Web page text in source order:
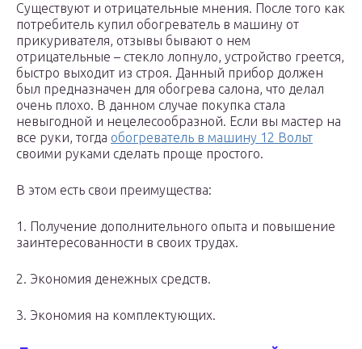
Существуют и отрицательные мнения. После того как
потребитель купил обогреватель в машину от
прикуривателя, отзывы бывают о нем
отрицательные – стекло лопнуло, устройство греется,
быстро выходит из строя. Данный прибор должен
был предназначен для обогрева салона, что делал
очень плохо. В данном случае покупка стала
невыгодной и нецелесообразной. Если вы мастер на
все руки, тогда обогреватель в машину 12 Вольт
своими руками сделать проще простого.
В этом есть свои преимущества:
1. Получение дополнительного опыта и повышение
заинтересованности в своих трудах.
2. Экономия денежных средств.
3. Экономия на комплектующих.